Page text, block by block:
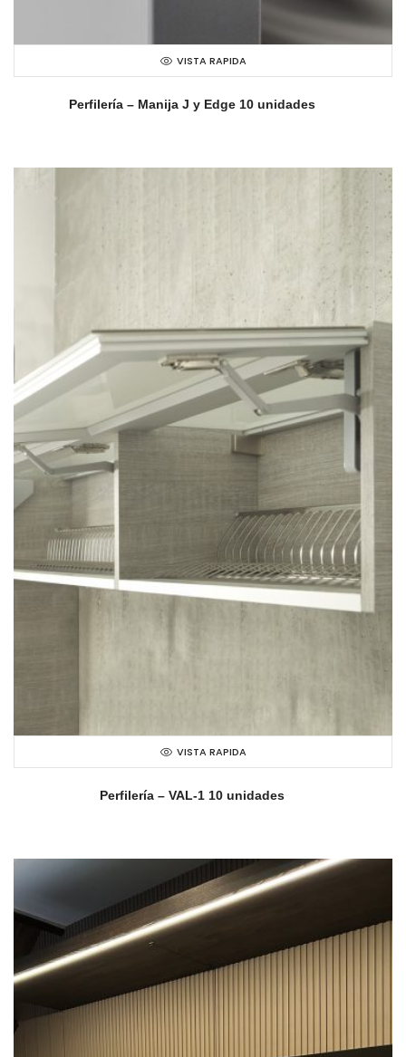
VISTA RAPIDA
Perfilería – Manija J y Edge 10 unidades
VISTA RAPIDA
Perfilería – VAL-1 10 unidades